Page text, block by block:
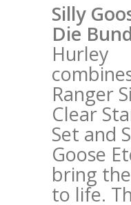
Silly
Die
Hurley
Ranger
Clear
Set and
Goose
bring
to life.